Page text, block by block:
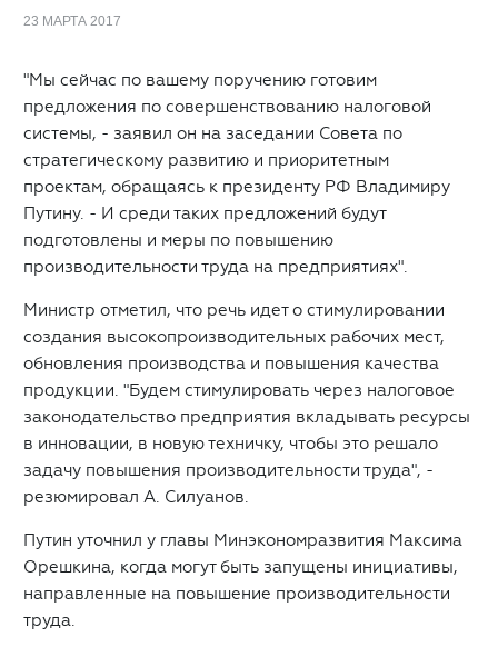
23 МАРТА 2017
"Мы сейчас по вашему поручению готовим
предложения по совершенствованию налоговой
системы, - заявил он на заседании Совета по
стратегическому развитию и приоритетным
проектам, обращаясь к президенту РФ Владимиру
Путину. - И среди таких предложений будут
подготовлены и меры по повышению
производительности труда на предприятиях".
Министр отметил, что речь идет о стимулировании
создания высокопроизводительных рабочих мест,
обновления производства и повышения качества
продукции. "Будем стимулировать через налоговое
законодательство предприятия вкладывать ресурсы
в инновации, в новую техничку, чтобы это решало
задачу повышения производительности труда", -
резюмировал А. Силуанов.
Путин уточнил у главы Минэкономразвития Максима
Орешкина, когда могут быть запущены инициативы,
направленные на повышение производительности
труда.